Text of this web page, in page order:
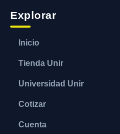
Explorar
Inicio
Tienda Unir
Universidad Unir
Cotizar
Cuenta